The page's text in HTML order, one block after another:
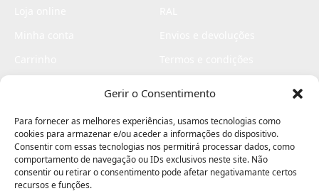
Gerir o Consentimento
Para fornecer as melhores experiências, usamos tecnologias como
cookies para armazenar e/ou aceder a informações do dispositivo.
Consentir com essas tecnologias nos permitirá processar dados, como
comportamento de navegação ou IDs exclusivos neste site. Não
consentir ou retirar o consentimento pode afetar negativamante certos
recursos e funções.
Livro de elogios